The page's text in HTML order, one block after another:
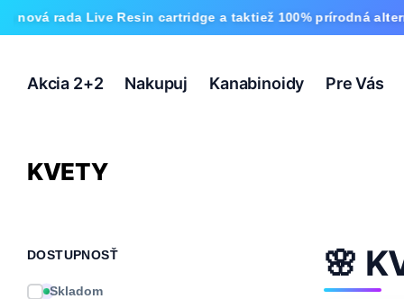
Live Resin cartridge a taktiež 100% prírodná alternatíva
Akcia 2+2 Nakupuj Kanabinoidy Pre Vás
KVETY
DOSTUPNOSŤ
Skladom
🌸